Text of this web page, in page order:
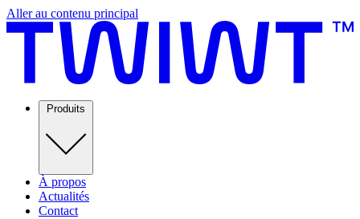
Aller au contenu principal
Produits
À propos
Actualités
Contact